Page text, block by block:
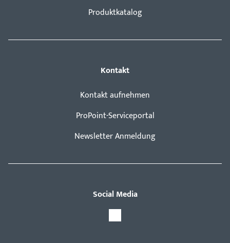
Produktkatalog
Kontakt
Kontakt aufnehmen
ProPoint-Serviceportal
Newsletter Anmeldung
Social Media